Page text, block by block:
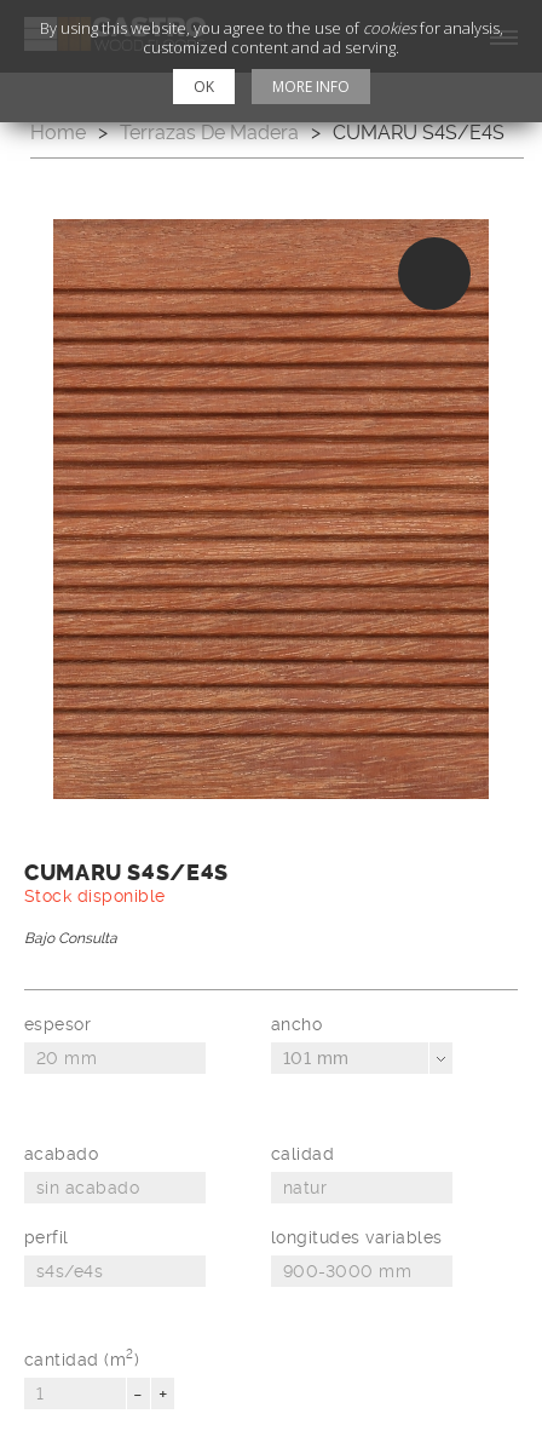
Home > Terrazas De Madera > CUMARU S4S/E4S
CUMARU S4S/E4S
Stock disponible
Bajo Consulta
espesor
ancho
101 mm
acabado calidad
perfil longitudes variables
cantidad (m2)
- +
By using this website, you agree to the use ofcookiesfor analysis,
customized content and ad serving.
OK MORE INFO